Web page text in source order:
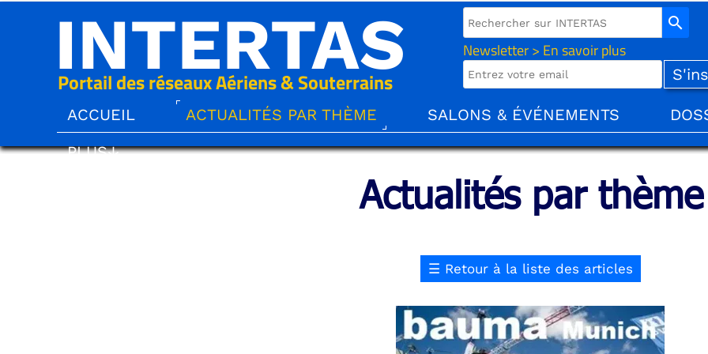
INTERTAS
Portail des réseaux Aériens & Souterrains
Newsletter > En savoir plus
search
ACCUEIL ACTUALITÉS PAR THÈME SALONS & ÉVÉNEMENTS
PLUS↓
Actualités par thème
☰ Retour à la liste des articles